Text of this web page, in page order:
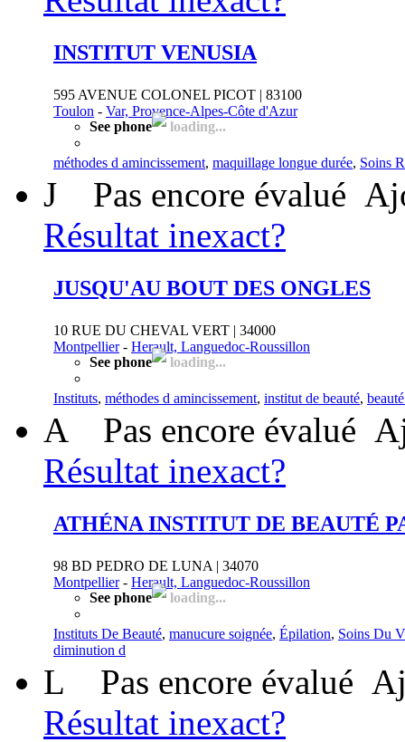
INSTITUT VENUSIA
595 AVENUE COLONEL PICOT | 83100
Toulon - Var, Provence-Alpes-Côte d'Azur
See phone
loading...
méthodes d amincissement, maquillage longue durée, Soins
J Pas encore évalué
Résultat inexact?
JUSQU'AU BOUT DES ONGLES
10 RUE DU CHEVAL VERT | 34000
Montpellier- Herault, Languedoc-Roussillon
See phone
loading...
Instituts, méthodes d amincissement, institut de beauté,
A Pas encore évalué
Résultat inexact?
ATHÉNA INSTITUT DE BEAUTÉ
98 BD PEDRO DE LUNA | 34070
Montpellier- Herault, Languedoc-Roussillon
See phone
loading...
Instituts De Beauté, manucure soignée, Épilation, Soins Du
diminution d
L Pas encore évalué
Résultat inexact?